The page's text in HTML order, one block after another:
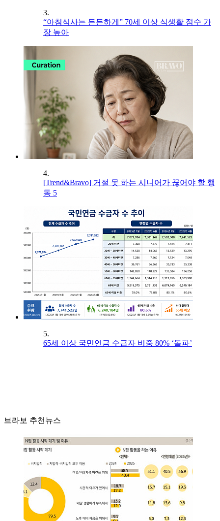
3.
“아침식사는 든든하게” 70세 이상 식생활 점수 가
장 높아
4.
[Trend&Bravo] 거절 못 하는 시니어가 끊어야 할 행
동 5
5.
65세 이상 국민연금 수급자 비중 80% ‘돌파’
브라보 추천뉴스